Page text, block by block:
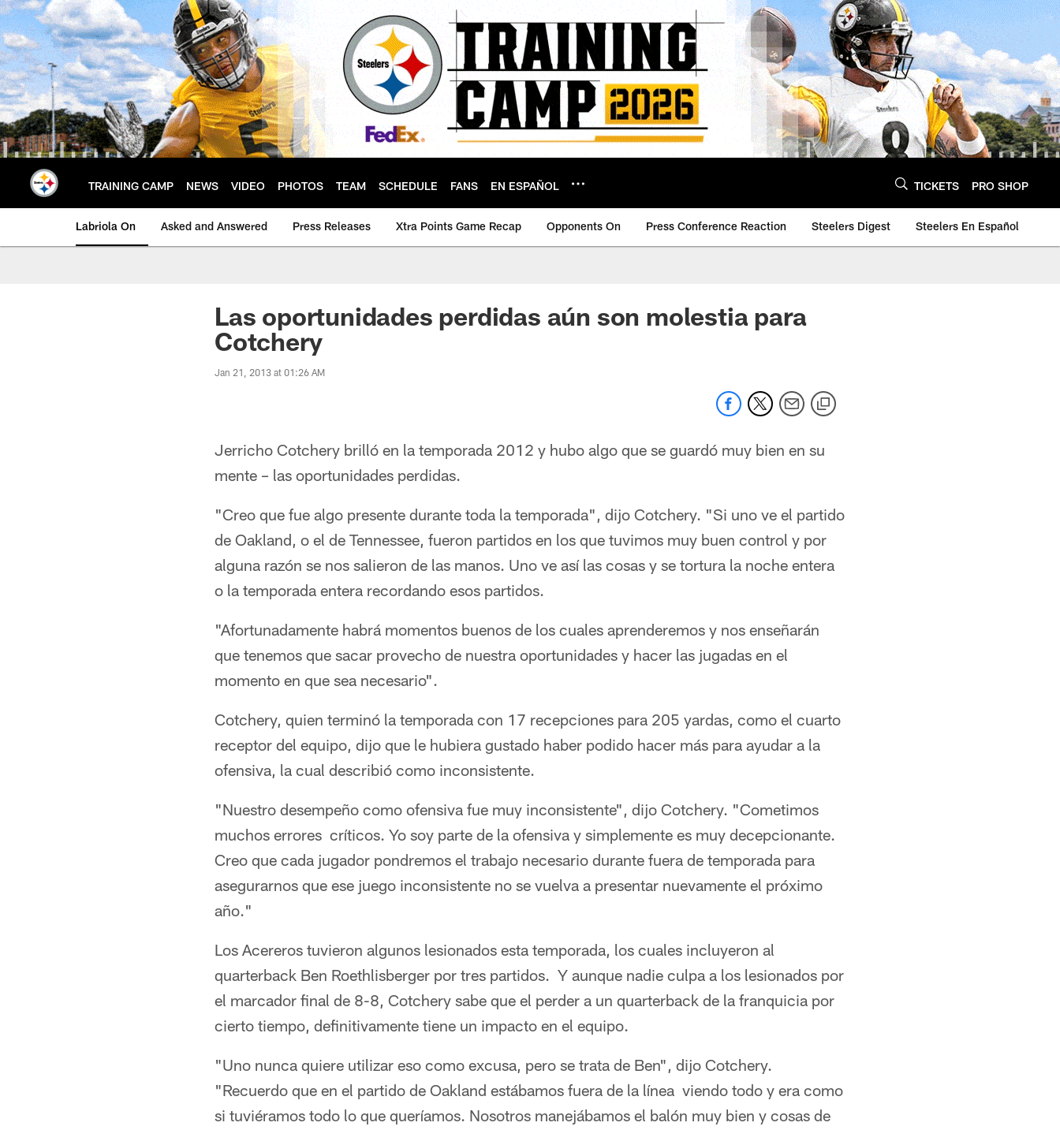
Skip
to
main
content
TRAINING CAMP NEWS VIDEO PHOTOS TEAM SCHEDULE FANS EN ESPAÑOL TICKETS PRO SHOP
Labriola On Asked and Answered Press Releases Xtra Points Game Recap Opponents On Press Conference Reaction Steelers Digest Steelers En Español
Las oportunidades perdidas aún son molestia para
Cotchery
Jan 21, 2013 at 01:26 AM
Jerricho Cotchery brilló en la temporada 2012 y hubo algo que se guardó muy bien en su
mente – las oportunidades perdidas.
"Creo que fue algo presente durante toda la temporada", dijo Cotchery. "Si uno ve el partido
de Oakland, o el de Tennessee, fueron partidos en los que tuvimos muy buen control y por
alguna razón se nos salieron de las manos. Uno ve así las cosas y se tortura la noche entera
o la temporada entera recordando esos partidos.
"Afortunadamente habrá momentos buenos de los cuales aprenderemos y nos enseñarán
que tenemos que sacar provecho de nuestra oportunidades y hacer las jugadas en el
momento en que sea necesario".
Cotchery, quien terminó la temporada con 17 recepciones para 205 yardas, como el cuarto
receptor del equipo, dijo que le hubiera gustado haber podido hacer más para ayudar a la
ofensiva, la cual describió como inconsistente.
"Nuestro desempeño como ofensiva fue muy inconsistente", dijo Cotchery. "Cometimos
muchos errores críticos. Yo soy parte de la ofensiva y simplemente es muy decepcionante.
Creo que cada jugador pondremos el trabajo necesario durante fuera de temporada para
asegurarnos que ese juego inconsistente no se vuelva a presentar nuevamente el próximo
año."
Los Acereros tuvieron algunos lesionados esta temporada, los cuales incluyeron al
quarterback Ben Roethlisberger por tres partidos. Y aunque nadie culpa a los lesionados por
el marcador final de 8-8, Cotchery sabe que el perder a un quarterback de la franquicia por
cierto tiempo, definitivamente tiene un impacto en el equipo.
"Uno nunca quiere utilizar eso como excusa, pero se trata de Ben", dijo Cotchery.
"Recuerdo que en el partido de Oakland estábamos fuera de la línea viendo todo y era como
si tuviéramos todo lo que queríamos. Nosotros manejábamos el balón muy bien y cosas de